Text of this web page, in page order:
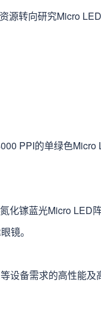
源转向研究Micro
PPI的单绿色Micro
化镓蓝光Micro LED
镜。
设备需求的高性能及